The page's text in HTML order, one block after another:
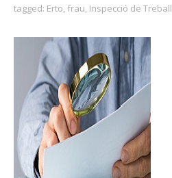
tagged: Erto, frau, Inspecció de Treball